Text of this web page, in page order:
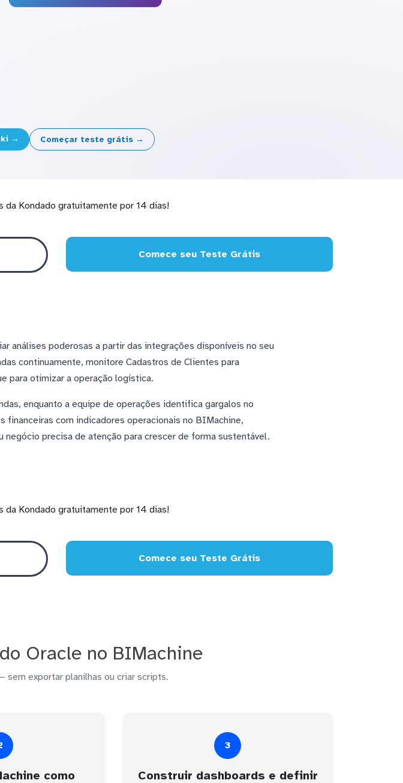
→ Começar teste grátis →
da Kondado gratuitamente por 14 dias!
Comece seu Teste Grátis
análises poderosas a partir das integrações disponíveis no seu
continuamente, monitore Cadastros de Clientes para
para otimizar a operação logística.
enquanto a equipe de operações identifica gargalos no
com indicadores operacionais no BIMachine,
precisa de atenção para crescer de forma sustentável.
da Kondado gratuitamente por 14 dias!
Comece seu Teste Grátis
Oracle no BIMachine
sem exportar planilhas ou criar scripts.
como
3
Construir dashboards e definir